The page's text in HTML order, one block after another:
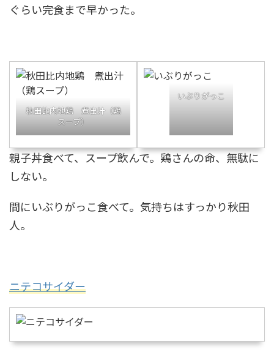
ぐらい完食まで早かった。
秋田比内地鶏 煮出汁（鶏
スープ）
いぶりがっこ
親子丼食べて、スープ飲んで。鶏さんの命、無駄に
しない。
間にいぶりがっこ食べて。気持ちはすっかり秋田
人。
ニテコサイダー